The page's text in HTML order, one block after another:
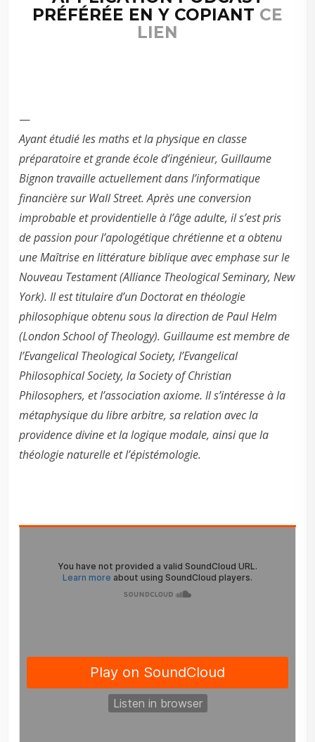
PRÉFÉRÉE EN Y COPIANT CE
LIEN
—
Ayant étudié les maths et la physique en classe
préparatoire et grande école d’ingénieur, Guillaume
Bignon travaille actuellement dans l’informatique
financière sur Wall Street. Après une conversion
improbable et providentielle à l’âge adulte, il s’est pris
de passion pour l’apologétique chrétienne et a obtenu
une Maîtrise en littérature biblique avec emphase sur le
Nouveau Testament (Alliance Theological Seminary, New
York). Il est titulaire d’un Doctorat en théologie
philosophique obtenu sous la direction de Paul Helm
(London School of Theology). Guillaume est membre de
l’Evangelical Theological Society, l’Evangelical
Philosophical Society, la Society of Christian
Philosophers, et l’association axiome. Il s’intéresse à la
métaphysique du libre arbitre, sa relation avec la
providence divine et la logique modale, ainsi que la
théologie naturelle et l’épistémologie.